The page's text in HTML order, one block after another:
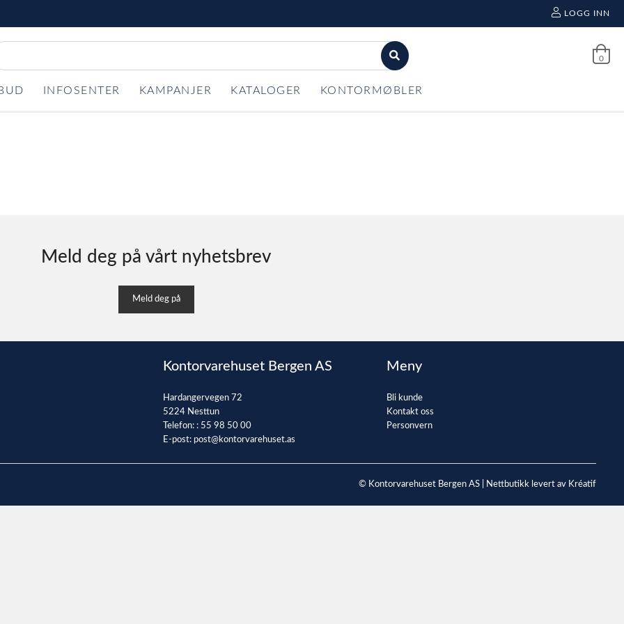
LOGG INN
0
INFOSENTER KAMPANJER KATALOGER KONTORMØBLER
Meld deg på vårt nyhetsbrev
Meld deg på
Kontorvarehuset Bergen AS
Hardangervegen 72
5224 Nesttun
Telefon: : 55 98 50 00
E-post: post@kontorvarehuset.as
Meny
Bli kunde
Kontakt oss
Personvern
© Kontorvarehuset Bergen AS | Nettbutikk levert av Kréatif